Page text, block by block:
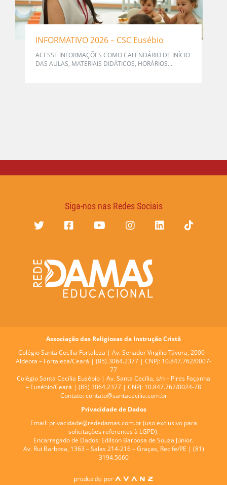
INFORMATIVO 2026 – CSC Eusébio
ACESSE INFORMAÇÕES COMO CALENDÁRIO DE INÍCIO
DAS AULAS, MATERIAIS DIDÁTICOS, HORÁRIOS...
Siga-nos nas Redes Sociais
Associação das Religiosas da Instrução Cristã
Colégio Santa Cecília Fortaleza | Av. Senador Virgílio Távora, 2000 –
Aldeota – Fortaleza/Ceará | (85) 3064.2377 | CNPJ: 10.847.762/0007-
77
Colégio Santa Cecília Eusébio | Av. Santa Cecília, s/n – Pires Façanha
– Eusébio/Ceará | (85) 3064.2377 | CNPJ: 10.847.762/0024-78
Contato: contato@santacecilia.com.br
Privacidade de Dados
Email: privacidade@rededamas.com.br(uso exclusivo para
solicitações referentes à LGPD).
Encarregado de Dados: Edilson Barbosa de Souza Júnior.
Av. Rui Barbosa, 1363 – Salas 214-216 – Graças, Recife/PE | (81)
3194.5660